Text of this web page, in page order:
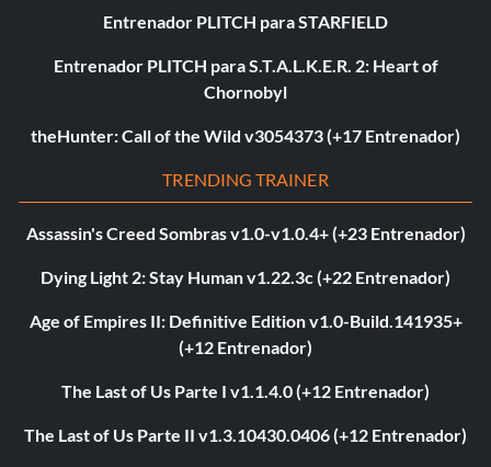
Entrenador PLITCH para STARFIELD
Entrenador PLITCH para S.T.A.L.K.E.R. 2: Heart of
Chornobyl
theHunter: Call of the Wild v3054373 (+17 Entrenador)
TRENDING TRAINER
Assassin's Creed Sombras v1.0-v1.0.4+ (+23 Entrenador)
Dying Light 2: Stay Human v1.22.3c (+22 Entrenador)
Age of Empires II: Definitive Edition v1.0-Build.141935+
(+12 Entrenador)
The Last of Us Parte I v1.1.4.0 (+12 Entrenador)
The Last of Us Parte II v1.3.10430.0406 (+12 Entrenador)